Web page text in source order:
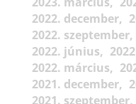
2022. december
2022. szeptember
2022. június
2022. március
2021. december
2021. szeptember